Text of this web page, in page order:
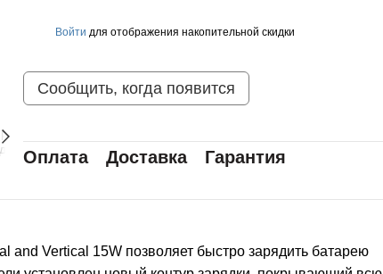
Войти для отображения накопительной скидки
Сообщить, когда появится
Оплата Доставка Гарантия
and Vertical 15W позволяет быстро зарядить батарею